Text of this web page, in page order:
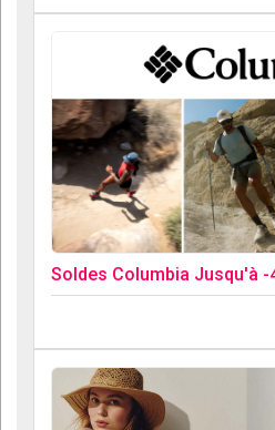
Soldes Columbia Jusqu'à -